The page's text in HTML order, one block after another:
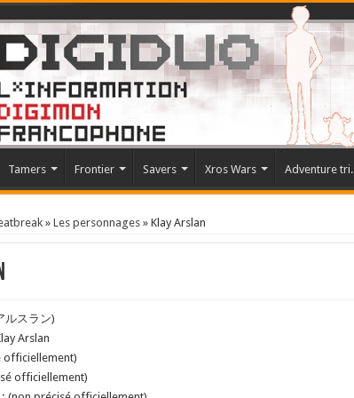
Tamers Frontier Savers Xros Wars Adventure tri.
» Les personnages » Klay Arslan
ルスラン)
Arslan
officiellement)
officiellement)